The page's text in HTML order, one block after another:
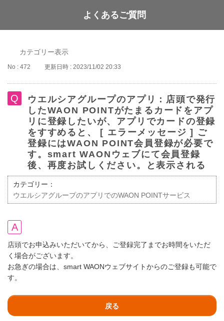
WAON POINT
よくあるご質問
カテゴリー表示
No : 472 更新日時 : 2023/11/02 20:33
ウエルシアグループのアプリ：店頭で発行
したWAON POINTがたまるカードをアプ
リに登録したいが、アプリでカードの登録
をすすめると、 [ エラーメッセージ ] ご
登録にはWAON POINT会員登録が必要で
す。smart WAONウェブにて会員登録
後、再度お試しください。と表示される
カテゴリー：
ウエルシアグループのアプリでのWAON POINTサービス
店頭でお申込みいただいてから、ご登録完了までお時間をいただ
く場合がございます。
お急ぎの場合は、smart WAONウェブサイトからのご登録も可能で
す。
戻る